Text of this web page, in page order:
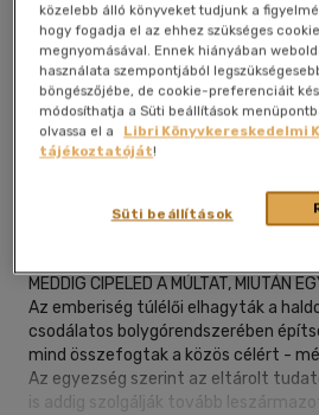
Kívánságlistához adom
MEDDIG CIPELED A MÚLTAT, MIUTÁN
Az emberiség túlélői elhagyták a
csodálatos bolygórendszerében
mind összefogtak a közös célért -
Az egyezség szerint az eltárolt
is addig szolgálják tovább
közelebb álló könyveket tudjunk a
hogy fogadja el az ehhez szükséges
megnyomásával. Ennek hiányában
használata szempontjából
böngészőjébe, de cookie-preferenciáit
módosíthatja a Süti beállítások
olvassa el a
Libri Könyvkereskedelmi
tájékoztatóját!
Süti beállítások